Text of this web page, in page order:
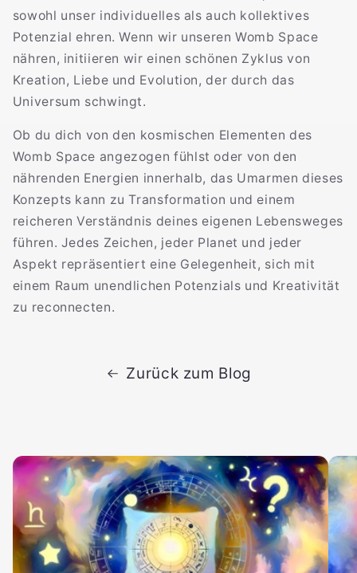
sowohl unser individuelles als auch kollektives
Potenzial ehren. Wenn wir unseren Womb Space
nähren, initiieren wir einen schönen Zyklus von
Kreation, Liebe und Evolution, der durch das
Universum schwingt.
Ob du dich von den kosmischen Elementen des
Womb Space angezogen fühlst oder von den
nährenden Energien innerhalb, das Umarmen dieses
Konzepts kann zu Transformation und einem
reicheren Verständnis deines eigenen Lebensweges
führen. Jedes Zeichen, jeder Planet und jeder
Aspekt repräsentiert eine Gelegenheit, sich mit
einem Raum unendlichen Potenzials und Kreativität
zu reconnecten.
Zurück zum Blog